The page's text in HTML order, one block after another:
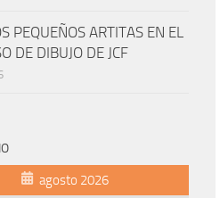
PEQUEÑOS ARTITAS EN EL
DE DIBUJO DE JCF
agosto 2026